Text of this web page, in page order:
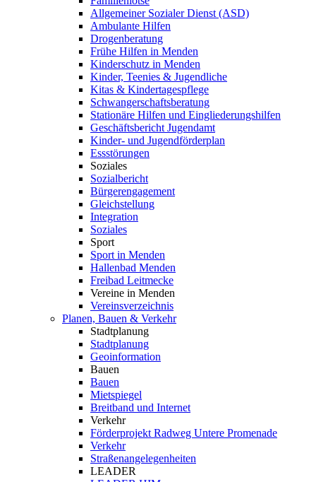
Allgemeiner Sozialer Dienst (ASD)
Ambulante Hilfen
Drogenberatung
Frühe Hilfen in Menden
Kinderschutz in Menden
Kinder, Teenies & Jugendliche
Kitas & Kindertagespflege
Schwangerschaftsberatung
Stationäre Hilfen und Eingliederungshilfen
Geschäftsbericht Jugendamt
Kinder- und Jugendförderplan
Essstörungen
Soziales
Sozialbericht
Bürgerengagement
Gleichstellung
Integration
Soziales
Sport
Sport in Menden
Hallenbad Menden
Freibad Leitmecke
Vereine in Menden
Vereinsverzeichnis
Planen, Bauen & Verkehr
Stadtplanung
Stadtplanung
Geoinformation
Bauen
Bauen
Mietspiegel
Breitband und Internet
Verkehr
Förderprojekt Radweg Untere Promenade
Verkehr
Straßenangelegenheiten
LEADER